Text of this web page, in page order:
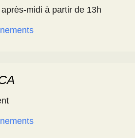
midi à partir de 13h